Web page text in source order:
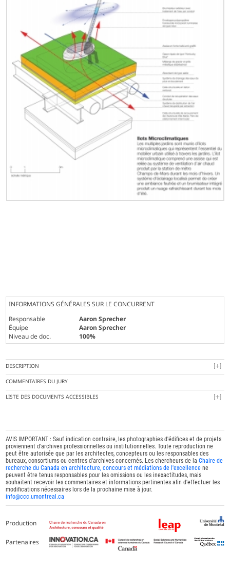
INFORMATIONS GÉNÉRALES SUR LE CONCURRENT
Responsable
Aaron Sprecher
Équipe
Aaron Sprecher
Niveau de doc.
100%
DESCRIPTION
COMMENTAIRES DU JURY
LISTE DES DOCUMENTS ACCESSIBLES
AVIS IMPORTANT : Sauf indication contraire, les photographies d'édifices et de projets
proviennent d'archives professionnelles ou institutionnelles. Toute reproduction ne
peut être autorisée que par les architectes, concepteurs ou les responsables des
bureaux, consortiums ou centres d'archives concernés. Les chercheurs de laChaire de
recherche du Canada en architecture, concours et médiations de l'excellence ne
peuvent être tenus responsables pour les omissions ou les inexactitudes, mais
souhaitent recevoir les commentaires et informations pertinentes afin d'effectuer les
modifications nécessaires lors de la prochaine mise à jour.
info@ccc.umontreal.ca
Production
Partenaires